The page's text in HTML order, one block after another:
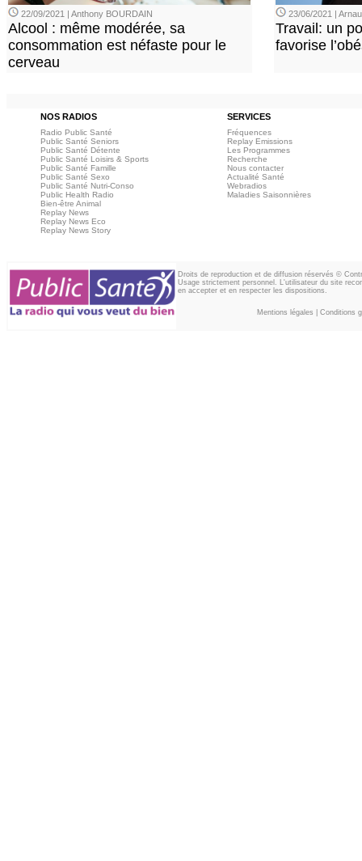
22/09/2021 | Anthony BOURDAIN
Alcool : même modérée, sa
consommation est néfaste pour le
cerveau
23/06/2021 |
Travail: un
favorise
NOS RADIOS SERVICES
Radio Public Santé
Public Santé Seniors
Public Santé Détente
Public Santé Loisirs & Sports
Public Santé Famille
Public Santé Sexo
Public Santé Nutri-Conso
Public Health Radio
Bien-être Animal
Replay News
Replay News Eco
Replay News Story
Fréquences
Replay Emissions
Les Programmes
Recherche
Nous contacter
Actualité Santé
Webradios
Maladies Saisonnières
Droits de reproduction et de diffusion réservés ©
Usage strictement personnel. L'utilisateur du site
en accepter et en respecter les dispositions.
Mentions légales Conditions